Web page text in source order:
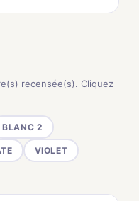
recensée(s). Cliquez
BLANC 2
VIOLET